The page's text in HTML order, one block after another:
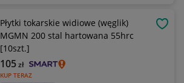
Płytki tokarskie widiowe (węglik)
MGMN 200 stal hartowana 55hrc
[10szt.]
KUP TERAZ
105zł